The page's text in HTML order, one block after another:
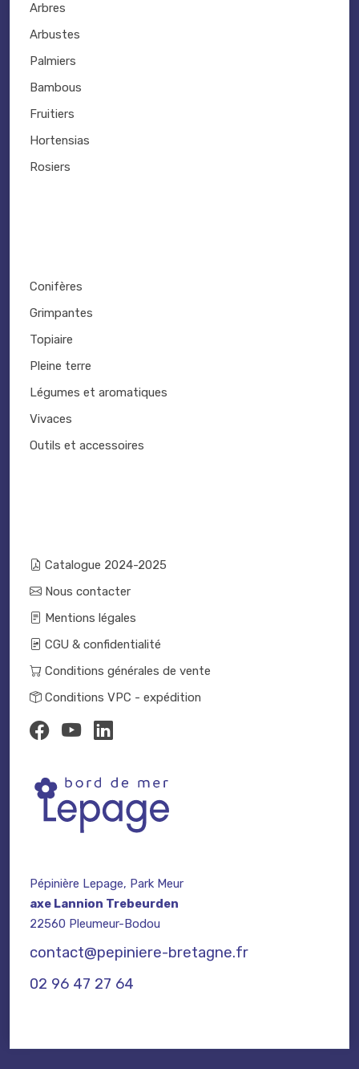
Arbres
Arbustes
Palmiers
Bambous
Fruitiers
Hortensias
Rosiers
Conifères
Grimpantes
Topiaire
Pleine terre
Légumes et aromatiques
Vivaces
Outils et accessoires
Catalogue 2024-2025
Nous contacter
Mentions légales
CGU & confidentialité
Conditions générales de vente
Conditions VPC - expédition
Pépinière Lepage, Park Meur
axe Lannion Trebeurden
22560 Pleumeur-Bodou
contact@pepiniere-bretagne.fr
02 96 47 27 64